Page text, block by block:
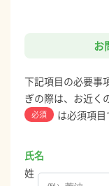
お
下記項目の必要事
ぎの際は、お近く
必須 は必須項目
氏名
姓